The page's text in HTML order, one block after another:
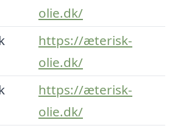
olie.dk/
https://æterisk-
olie.dk/
https://æterisk-
olie.dk/